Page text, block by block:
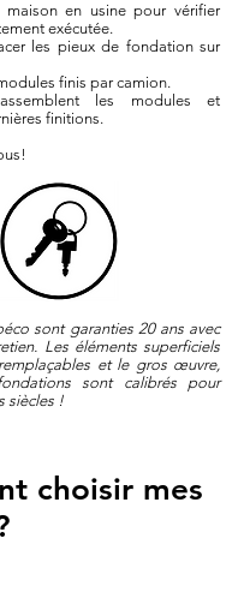
en usine pour vérifier
exécutée.
les pieux de fondation sur
finis par camion.
les modules et
finitions.
sont garanties 20 ans avec
Les éléments superficiels
et le gros œuvre,
sont calibrés pour
siècles !
choisir mes